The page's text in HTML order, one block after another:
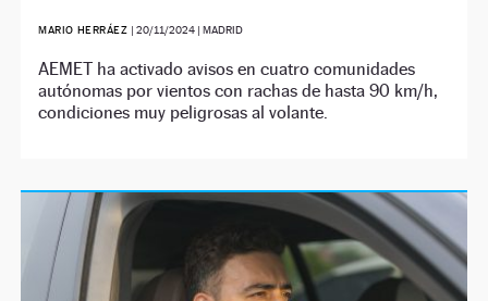
MARIO HERRÁEZ | 20/11/2024| MADRID
AEMET ha activado avisos en cuatro comunidades
autónomas por vientos con rachas de hasta 90 km/h,
condiciones muy peligrosas al volante.